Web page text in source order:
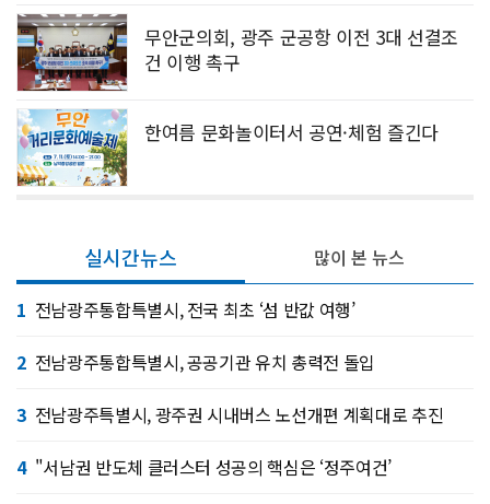
무안군의회, 광주 군공항 이전 3대 선결조
건 이행 촉구
한여름 문화놀이터서 공연·체험 즐긴다
실시간뉴스
1 전남광주통합특별시, 전국 최초 ‘섬 반값 여행’
2 전남광주통합특별시, 공공기관 유치 총력전 돌입
3 전남광주특별시, 광주권 시내버스 노선개편 계획대로 추진
4 "서남권 반도체 클러스터 성공의 핵심은 ‘정주여건’
많이 본 뉴스